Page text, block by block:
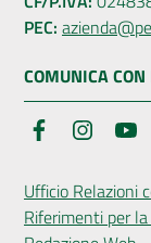
PEC:
COMUNICA CON
Facebook
Ufficio Relazioni
Riferimenti per